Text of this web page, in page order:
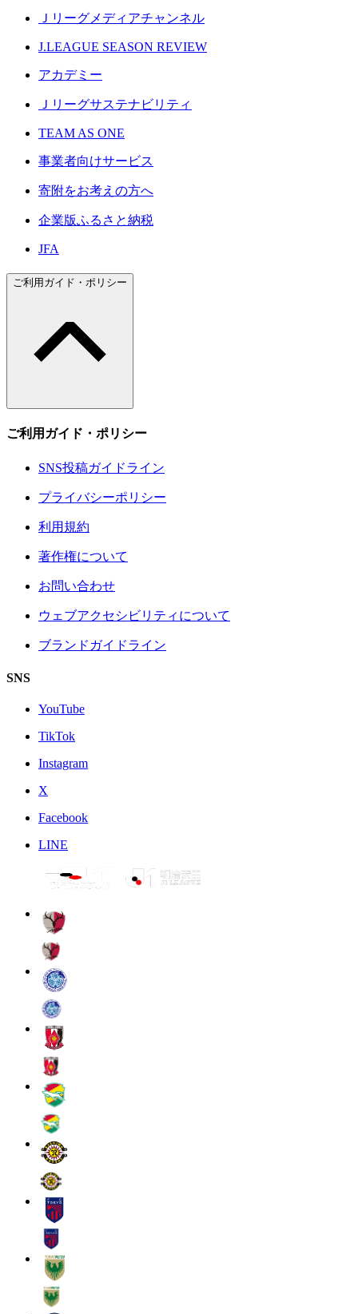
Ｊリーグメディアチャンネル
J.LEAGUE SEASON REVIEW
アカデミー
Ｊリーグサステナビリティ
TEAM AS ONE
事業者向けサービス
寄附をお考えの方へ
企業版ふるさと納税
JFA
ご利用ガイド・ポリシー
ご利用ガイド・ポリシー
SNS投稿ガイドライン
プライバシーポリシー
利用規約
著作権について
お問い合わせ
ウェブアクセシビリティについて
ブランドガイドライン
SNS
YouTube
TikTok
Instagram
X
Facebook
LINE